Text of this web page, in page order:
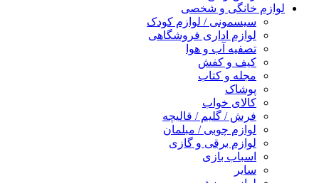
لوازم خانگی و شخصی
سیسمونی / لوازم کودک
لوازم اداری فروشگاهی
تصفیه آب و هوا
کیف و کفش
مجله و کتاب
پوشاک
کالای خواب
فرش / گلیم / قالیچه
لوازم چوبی / مبلمان
لوازم برقی و گازی
اسباب بازی
سایر